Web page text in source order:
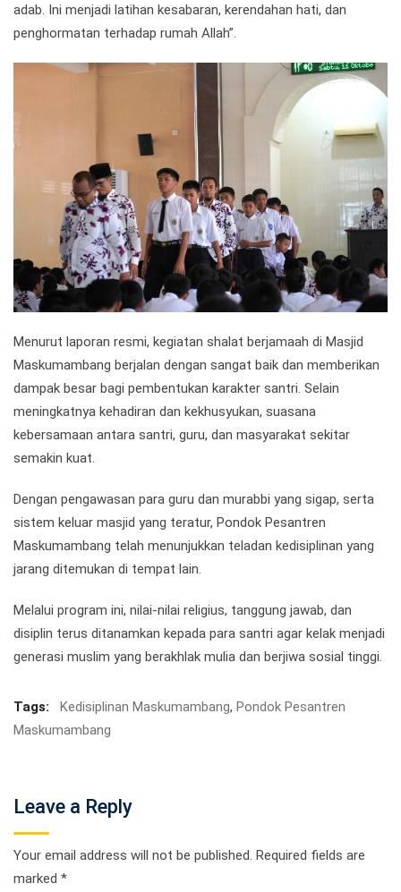
adab. Ini menjadi latihan kesabaran, kerendahan hati, dan
penghormatan terhadap rumah Allah”.
Menurut laporan resmi, kegiatan shalat berjamaah di Masjid
Maskumambang berjalan dengan sangat baik dan memberikan
dampak besar bagi pembentukan karakter santri. Selain
meningkatnya kehadiran dan kekhusyukan, suasana
kebersamaan antara santri, guru, dan masyarakat sekitar
semakin kuat.
Dengan pengawasan para guru dan murabbi yang sigap, serta
sistem keluar masjid yang teratur, Pondok Pesantren
Maskumambang telah menunjukkan teladan kedisiplinan yang
jarang ditemukan di tempat lain.
Melalui program ini, nilai-nilai religius, tanggung jawab, dan
disiplin terus ditanamkan kepada para santri agar kelak menjadi
generasi muslim yang berakhlak mulia dan berjiwa sosial tinggi.
Tags: Kedisiplinan Maskumambang, Pondok Pesantren
Maskumambang
Leave a Reply
Your email address will not be published. Required fields are
marked *